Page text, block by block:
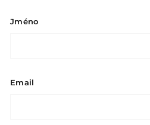
Jméno
Email